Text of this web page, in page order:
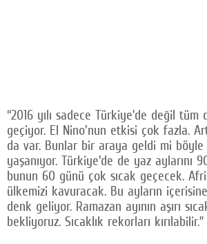
“2016 yılı sadece Türkiye'de değil tüm
geçiyor. El Nino'nun etkisi çok fazla.
da var. Bunlar bir araya geldi mi
yaşanıyor. Türkiye'de de yaz aylarını
bunun 60 günü çok sıcak geçecek.
ülkemizi kavuracak. Bu ayların
denk geliyor. Ramazan ayının aşırı
bekliyoruz. Sıcaklık rekorları kırılabilir.”